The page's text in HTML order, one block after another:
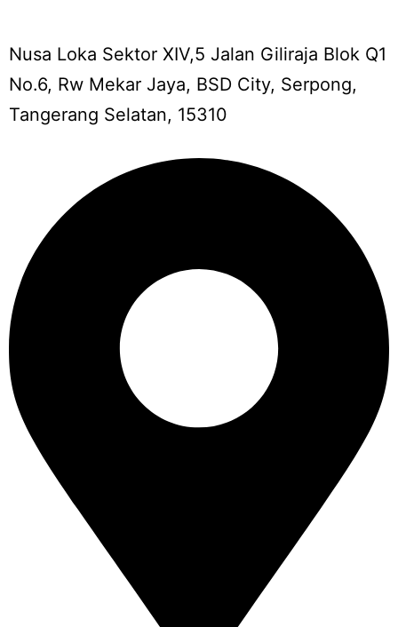
Nusa Loka Sektor XIV,5 Jalan Giliraja Blok Q1
No.6, Rw Mekar Jaya, BSD City, Serpong,
Tangerang Selatan, 15310